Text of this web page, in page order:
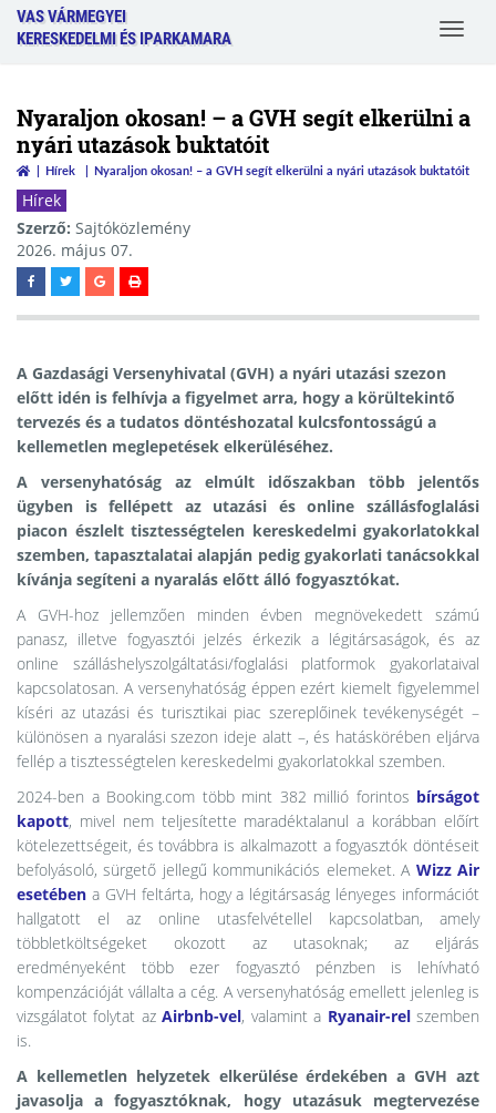
VAS VÁRMEGYEI
KERESKEDELMI ÉS IPARKAMARA
Toggle
Nyaraljon okosan! – a GVH segít elkerülni a
nyári utazások buktatóit
Hírek Nyaraljon okosan! – a GVH segít elkerülni a nyári utazások buktatóit
Hírek
Szerző: Sajtóközlemény
2026. május 07.
A Gazdasági Versenyhivatal (GVH) a nyári utazási szezon
előtt idén is felhívja a figyelmet arra, hogy a körültekintő
tervezés és a tudatos döntéshozatal kulcsfontosságú a
kellemetlen meglepetések elkerüléséhez.
A versenyhatóság az elmúlt időszakban több jelentős
ügyben is fellépett az utazási és online szállásfoglalási
piacon észlelt tisztességtelen kereskedelmi gyakorlatokkal
szemben, tapasztalatai alapján pedig gyakorlati tanácsokkal
kívánja segíteni a nyaralás előtt álló fogyasztókat.
A GVH-hoz jellemzően minden évben megnövekedett számú
panasz, illetve fogyasztói jelzés érkezik a légitársaságok, és az
online szálláshelyszolgáltatási/foglalási platformok gyakorlataival
kapcsolatosan. A versenyhatóság éppen ezért kiemelt figyelemmel
kíséri az utazási és turisztikai piac szereplőinek tevékenységét –
különösen a nyaralási szezon ideje alatt –, és hatáskörében eljárva
fellép a tisztességtelen kereskedelmi gyakorlatokkal szemben.
2024-ben a Booking.com több mint 382 millió forintos bírságot
kapott, mivel nem teljesítette maradéktalanul a korábban előírt
kötelezettségeit, és továbbra is alkalmazott a fogyasztók döntéseit
befolyásoló, sürgető jellegű kommunikációs elemeket. A Wizz Air
esetében a GVH feltárta, hogy a légitársaság lényeges információt
hallgatott el az online utasfelvétellel kapcsolatban, amely
többletköltségeket okozott az utasoknak; az eljárás
eredményeként több ezer fogyasztó pénzben is lehívható
kompenzációját vállalta a cég. A versenyhatóság emellett jelenleg is
vizsgálatot folytat azAirbnb-vel, valamint a Ryanair-relszemben
is.
A kellemetlen helyzetek elkerülése érdekében a GVH azt
javasolja a fogyasztóknak, hogy utazásuk megtervezése